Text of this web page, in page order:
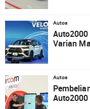
Autos
Varian
Autos